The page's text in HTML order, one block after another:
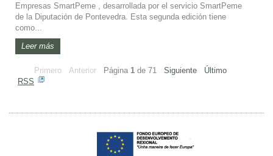
Empresas SmartPeme , desarrollada por el servicio SmartPeme
de la Diputación de Pontevedra. Esta segunda edición tiene
como...
Leer más
Primero Anterior Página 1 de 71 Siguiente
Último
RSS